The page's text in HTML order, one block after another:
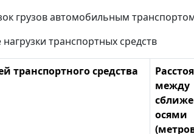
грузов автомобильным
транспортных средств
транспортного средства
между
осями